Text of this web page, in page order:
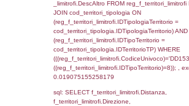
f_territori_limitrofi